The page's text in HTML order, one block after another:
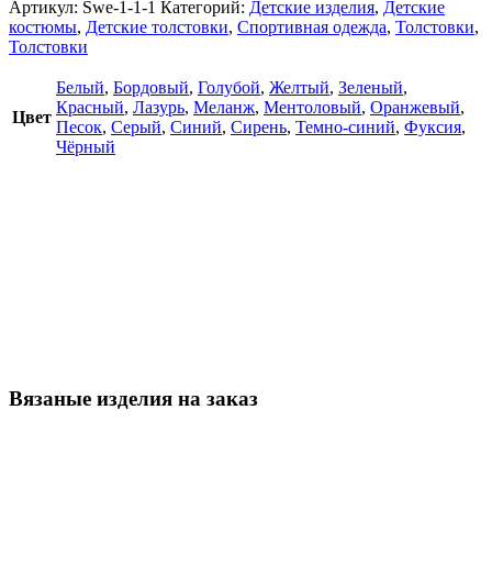
Артикул: Swe-1-1-1 Категорий: Детские изделия, Детские
костюмы, Детские толстовки, Спортивная одежда, Толстовки,
Толстовки
Цвет
Белый, Бордовый, Голубой, Желтый, Зеленый,
Красный, Лазурь, Меланж, Ментоловый, Оранжевый,
Песок, Серый, Синий, Сирень, Темно-синий, Фуксия,
Чёрный
Вязаные изделия на заказ